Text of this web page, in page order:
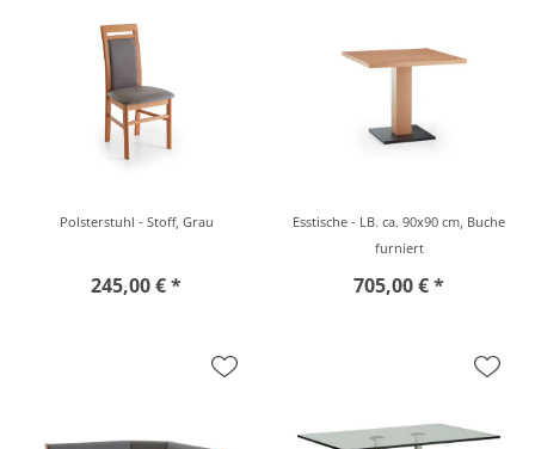
Polsterstuhl - Stoff, Grau
245,00 € *
Esstische - LB. ca. 90x90 cm, Buche
furniert
705,00 € *